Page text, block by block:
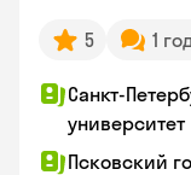
5 1
Санкт-
университет
Псковский